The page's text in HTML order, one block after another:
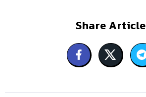
Share Article